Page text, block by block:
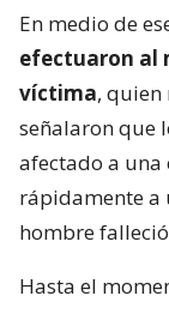
En medio de
efectuaron al
víctima, quien
señalaron que
afectado a
rápidamente a
hombre
Hasta el